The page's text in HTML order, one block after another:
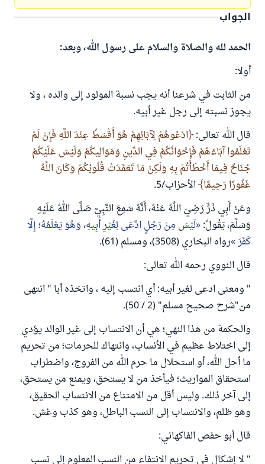
الجواب
الحمد لله والصلاة والسلام على رسول الله، وبعد:
أولا:
من الثابت في شرعنا أنه يجب نسبة المولود إلى والده ، ولا
يجوز نسبته إلى رجل غير أبيه.
قال الله تعالى: ادْعُوهُمْ لِآبَائِهِمْ هُوَ أَقْسَطُ عِنْدَ اللَّهِ فَإِنْ لَمْ
تَعْلَمُوا آبَاءَهُمْ فَإِخْوَانُكُمْ فِي الدِّينِ وَمَوَالِيكُمْ وَلَيْسَ عَلَيْكُمْ
جُنَاحٌ فِيمَا أَخْطَأْتُمْ بِهِ وَلَكِنْ مَا تَعَمَّدَتْ قُلُوبُكُمْ وَكَانَ اللَّهُ
غَفُورًا رَحِيمًا الأحزاب/5.
وعَنْ أَبِي ذَرٍّ رَضِيَ اللَّهُ عَنْهُ، أَنَّهُ سَمِعَ النَّبِيَّ صَلَّى اللهُ عَلَيْهِ
وَسَلَّمَ، يَقُولُ: لَيْسَ مِنْ رَجُلٍ ادَّعَى لِغَيْرِ أَبِيهِ، وَهُوَ يَعْلَمُهُ؛ إِلَّا
كَفَرَ رواه البخاري (3508)، ومسلم (61).
قال النووي رحمه الله تعالى:
" ومعنى ادعى لغير أبيه: أي انتسب إليه ، واتخذه أبا " انتهى
من"شرح صحيح مسلم" (2 / 50).
والحكمة من هذا النهي؛ هي أن الانتساب إلى غير الوالد يؤدي
إلى اختلاط عظيم في الأنساب، وانتهاك للحرمات؛ من تحريم
ما أحل الله، أو استحلال ما حرم الله من الفروج، واضطراب
استحقاق المواريث؛ فيأخذ من لا يستحق، ويمنع من يستحق،
إلى آخر ذلك. وليس أقل من الامتناع من الانتساب الحقيق،
وهو ظلم، والانتساب إلى النسب الباطل، وهو كذب وغش.
قال أبو حفص الفاكهاني:
" لا إشكال في تحريم الانتفاء من النسب المعلوم إلى نسب